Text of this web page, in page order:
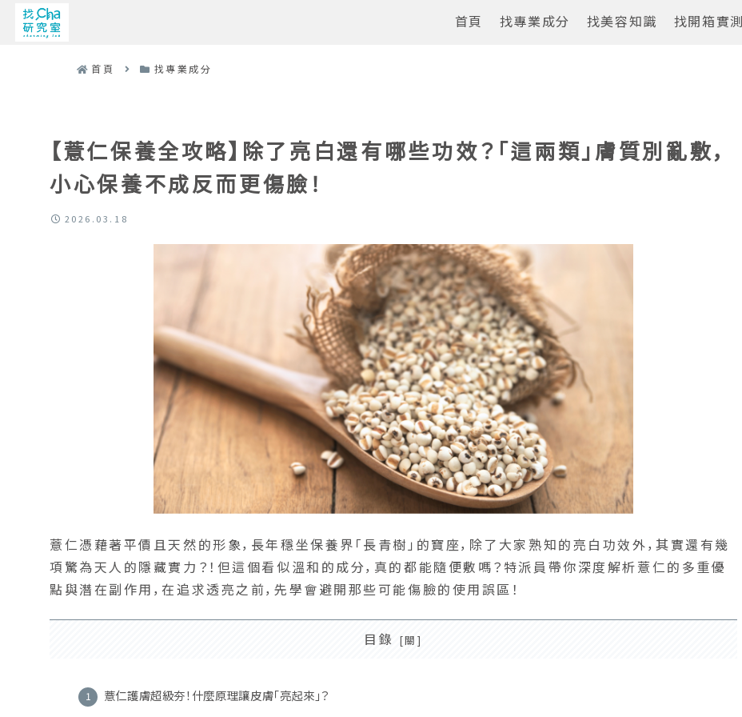
首頁 找專業成分 找美容知識 找開箱實測
首頁 找專業成分
【薏仁保養全攻略】除了亮白還有哪些功效？「這兩類」膚質別亂敷，
小心保養不成反而更傷臉！
2026.03.18
薏仁憑藉著平價且天然的形象，長年穩坐保養界「長青樹」的寶座，除了大家熟知的亮白功效外，其實還有幾
項驚為天人的隱藏實力？！但這個看似溫和的成分，真的都能隨便敷嗎？特派員帶你深度解析薏仁的多重優
點與潛在副作用，在追求透亮之前，先學會避開那些可能傷臉的使用誤區！
目錄
薏仁護膚超級夯！什麼原理讓皮膚「亮起來」？